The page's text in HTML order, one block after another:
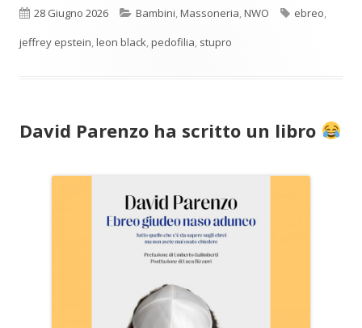
Pubblicato
28 Giugno 2026 Categorie
Bambini,Massoneria,NWO Tag
ebreo,
jeffrey epstein,leon black,pedofilia, stupro
David Parenzo ha scritto un libro